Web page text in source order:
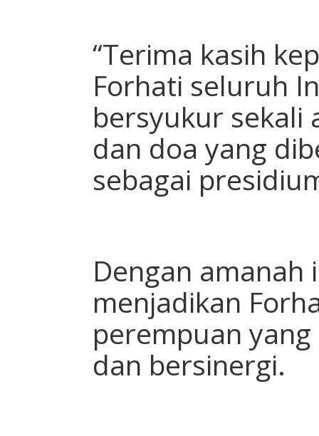
“Terima kasih
Forhati seluruh
bersyukur sekali
dan doa yang
sebagai
Dengan amanah
menjadikan
perempuan
dan bersinergi.